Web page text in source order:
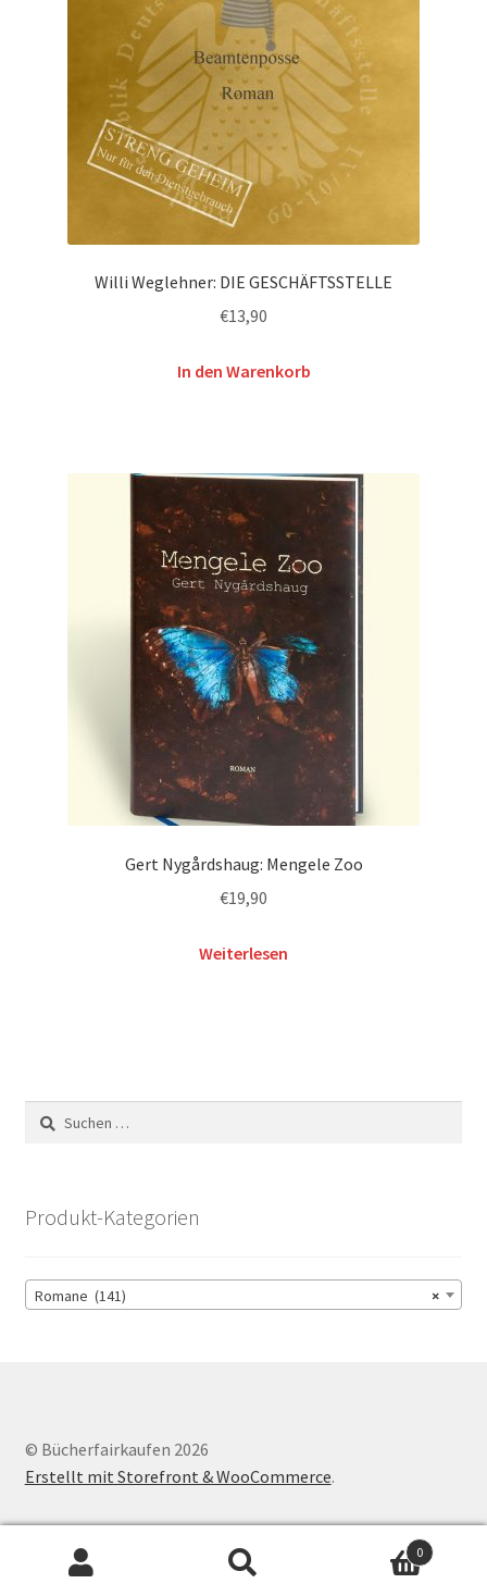
Willi Weglehner: DIE GESCHÄFTSSTELLE
€13,90
In den Warenkorb
Gert Nygårdshaug: Mengele Zoo
€19,90
Weiterlesen
Suchen
nach:
Produkt-Kategorien
×
Romane (141)
© Bücherfairkaufen 2026
Erstellt mit Storefront & WooCommerce.
0